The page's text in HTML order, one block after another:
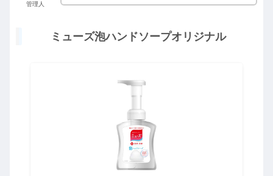
管理人
ミューズ泡ハンドソープオリジナル